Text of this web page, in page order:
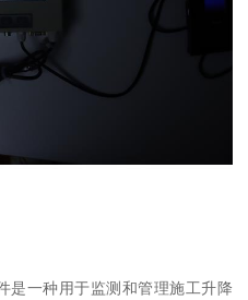
是一种用于监测和管理施工升降